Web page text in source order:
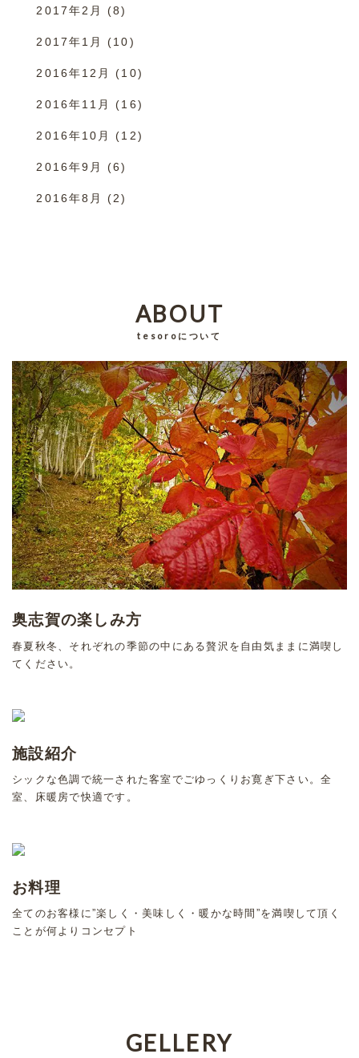
2017年2月 (8)
2017年1月 (10)
2016年12月 (10)
2016年11月 (16)
2016年10月 (12)
2016年9月 (6)
2016年8月 (2)
ABOUT
tesoroについて
奥志賀の楽しみ方
春夏秋冬、それぞれの季節の中にある贅沢を自由気ままに満喫し
てください。
施設紹介
シックな色調で統一された客室でごゆっくりお寛ぎ下さい。全
室、床暖房で快適です。
お料理
全てのお客様に”楽しく・美味しく・暖かな時間”を満喫して頂く
ことが何よりコンセプト
GELLERY